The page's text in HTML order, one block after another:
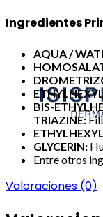
Ingredientes
AQUA /
BIS-
TRIAZINE:
GLYCERIN:
Entre otros
Valoraciones (0)